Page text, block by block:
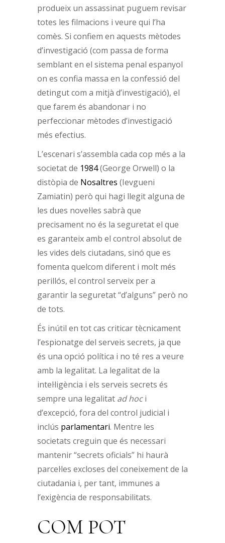
produeix un assassinat puguem revisar
totes les filmacions i veure qui l’ha
comès. Si confiem en aquests mètodes
d’investigació (com passa de forma
semblant en el sistema penal espanyol
on es confia massa en la confessió del
detingut com a mitjà d’investigació), el
que farem és abandonar i no
perfeccionar mètodes d’investigació
més efectius.
L’escenari s’assembla cada cop més a la
societat de 1984(George Orwell) o la
distòpia de Nosaltres (Ievgueni
Zamiatin) però qui hagi llegit alguna de
les dues novel·les sabrà que
precisament no és la seguretat el que
es garanteix amb el control absolut de
les vides dels ciutadans, sinó que es
fomenta quelcom diferent i molt més
perillós, el control serveix per a
garantir la seguretat “d’alguns” però no
de tots.
És inútil en tot cas criticar tècnicament
l’espionatge del serveis secrets, ja que
és una opció política i no té res a veure
amb la legalitat. La legalitat de la
intel·ligència i els serveis secrets és
sempre una legalitat ad hoci
d’excepció, fora del control judicial i
inclús parlamentari. Mentre les
societats creguin que és necessari
mantenir “secrets oficials” hi haurà
parcel·les excloses del coneixement de la
ciutadania i, per tant, immunes a
l’exigència de responsabilitats.
COM POT